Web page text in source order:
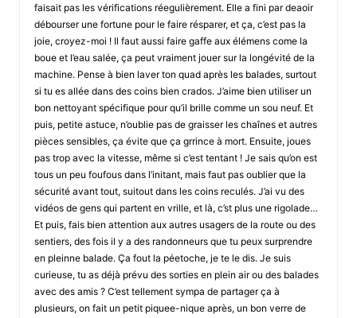
faisait pas les vérifications réegulièrement. Elle a fini par deaoir
débourser une fortune pour le faire résparer, et ça, c’est pas la
joie, croyez-moi ! Il faut aussi faire gaffe aux élémens come la
boue et l’eau salée, ça peut vraiment jouer sur la longévité de la
machine. Pense à bien laver ton quad après les balades, surtout
si tu es allée dans des coins bien crados. J’aime bien utiliser un
bon nettoyant spécifique pour qu’il brille comme un sou neuf. Et
puis, petite astuce, n’oublie pas de graisser les chaînes et autres
pièces sensibles, ça évite que ça grrince à mort. Ensuite, joues
pas trop avec la vitesse, même si c’est tentant ! Je sais qu’on est
tous un peu foufous dans l’initant, mais faut pas oublier que la
sécurité avant tout, suitout dans les coins reculés. J’ai vu des
vidéos de gens qui partent en vrille, et là, c’st plus une rigolade…
Et puis, fais bien attention aux autres usagers de la route ou des
sentiers, des fois il y a des randonneurs que tu peux surprendre
en pleinne balade. Ça fout la péetoche, je te le dis. Je suis
curieuse, tu as déjà prévu des sorties en plein air ou des balades
avec des amis ? C’est tellement sympa de partager ça à
plusieurs, on fait un petit piquee-nique après, un bon verre de